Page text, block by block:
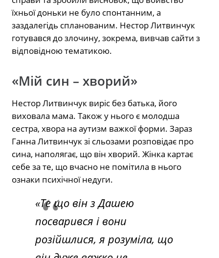
їхньої доньки не було спонтанним, а
заздалегідь спланованим. Нестор Литвинчук
готувався до злочину, зокрема, вивчав сайти з
відповідною тематикою.
«Мій син – хворий»
Нестор Литвинчук виріс без батька, його
виховала мама. Також у нього є молодша
сестра, хвора на аутизм важкої форми. Зараз
Ганна Литвинчук зі сльозами розповідає про
сина, наполягає, що він хворий. Жінка картає
себе за те, що вчасно не помітила в нього
ознаки психічної недуги.
«Те що він з Дашею
посварився і вони
розійшлися, я розуміла, що